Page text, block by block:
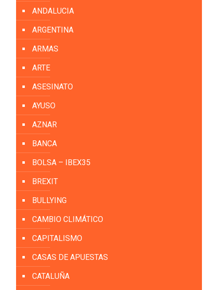
ANDALUCIA
ARGENTINA
ARMAS
ARTE
ASESINATO
AYUSO
AZNAR
BANCA
BOLSA – IBEX35
BREXIT
BULLYING
CAMBIO CLIMÁTICO
CAPITALISMO
CASAS DE APUESTAS
CATALUÑA